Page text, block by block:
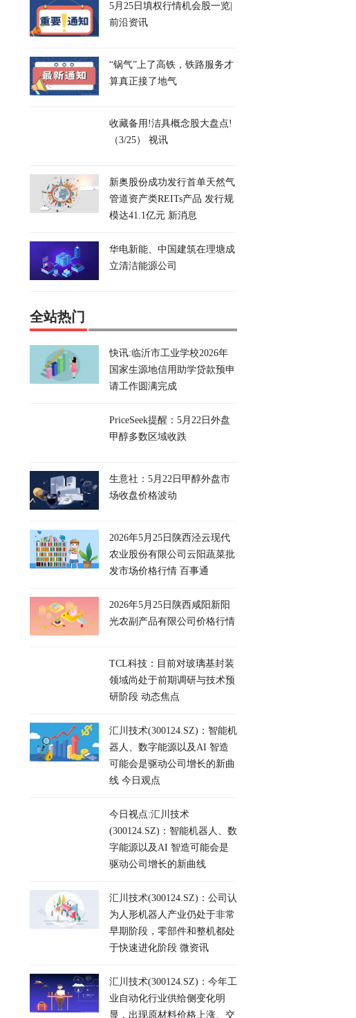
5月25日填权行情机会股一览|
前沿资讯
“锅气”上了高铁，铁路服务才
算真正接了地气
收藏备用!洁具概念股大盘点!
（3/25） 视讯
新奥股份成功发行首单天然气
管道资产类REITs产品 发行规
模达41.1亿元 新消息
华电新能、中国建筑在理塘成
立清洁能源公司
全站热门
快讯:临沂市工业学校2026年
国家生源地信用助学贷款预申
请工作圆满完成
PriceSeek提醒：5月22日外盘
甲醇多数区域收跌
生意社：5月22日甲醇外盘市
场收盘价格波动
2026年5月25日陕西泾云现代
农业股份有限公司云阳蔬菜批
发市场价格行情 百事通
2026年5月25日陕西咸阳新阳
光农副产品有限公司价格行情
TCL科技：目前对玻璃基封装
领域尚处于前期调研与技术预
研阶段 动态焦点
汇川技术(300124.SZ)：智能机
器人、数字能源以及AI 智造
可能会是驱动公司增长的新曲
线 今日观点
今日视点:汇川技术
(300124.SZ)：智能机器人、数
字能源以及AI 智造可能会是
驱动公司增长的新曲线
汇川技术(300124.SZ)：公司认
为人形机器人产业仍处于非常
早期阶段，零部件和整机都处
于快速进化阶段 微资讯
汇川技术(300124.SZ)：今年工
业自动化行业供给侧变化明
显，出现原材料价格上涨、交